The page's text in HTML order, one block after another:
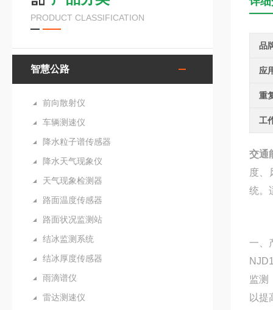
PRODUCT CLASSIFICATION
智慧公路
前向散射仪
车辆测速仪
降水粒子谱传感器
降水天气现象仪
天气现象检测器
路面温度传感器
路面状况监测站
结冰监测系统
结冰厚度传感器
雨滴谱仪
雷达测速仪
品
应
重
工
交通
度、
统。
一、
监测
以提